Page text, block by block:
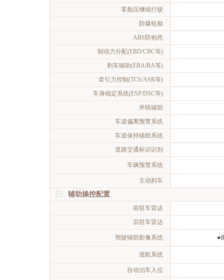
零胎压继续行驶
防爆轮胎
ABS防抱死
制动力分配(EBD/CBC等)
刹车辅助(EBA/BA等)
牵引力控制(TCS/ASR等)
车身稳定系统(ESP/DSC等)
并线辅助
车道偏离预警系统
车道保持辅助系统
道路交通标识识别
车辆预警系统
主动刹车
辅助操控配置
前驻车雷达
后驻车雷达
驾驶辅助影像系统 ●
巡航系统
自动泊车入位